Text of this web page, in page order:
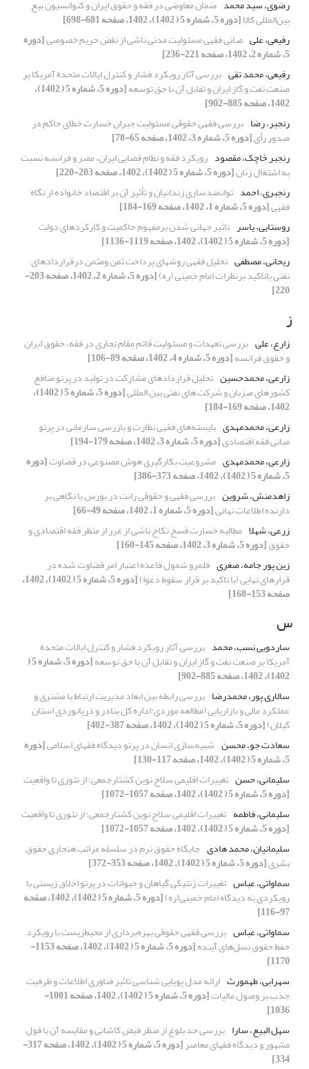
رضوی، سید محمد ضمان معاوضی در فقه و حقوق ایران و کنوانسیون بیع
بین‌المللی کالا[دوره 5، شماره 5 ( 1402)، 1402، صفحه 681-698]
رفیعی، علی مبانی فقهی مسئولیت مدنی ناشی از نقض حریم خصوصی[دوره
5، شماره 2، 1402، صفحه 221-236]
رفیعی، محمد تقی بررسی آثار رویکرد فشار و کنترل ایالات‌ متحدة آمریکا بر
صنعت نفت و گاز ایران و تقابل آن با حق توسعه [دوره 5، شماره 5 ( 1402)،
1402، صفحه 885-902]
رنجبر، رضا بررسی فقهی حقوقی مسئولیت جبران خسارت خطای حاکم در
صدور رأی[دوره 5، شماره 3، 1402، صفحه 65-78]
رنجبر خاچک، مقصود رویکرد فقه و نظام قضایی ایران، مصر و فرانسه نسبت
به اشتغال زنان[دوره 5، شماره 5 ( 1402)، 1402، صفحه 203-220]
رنجبری، احمد توانمند‌سازی زندانیان و تأثیر آن بر اقتصاد خانواده از نگاه
فقهی[دوره 5، شماره 1، 1402، صفحه 169-184]
روستایی، یاسر تاثیر جهانی شدن برمفهوم حاکمیت و کارکردهای دولت
[دوره 5، شماره 5 ( 1402)، 1402، صفحه 1119-1136]
ریحانی، مصطفی تحلیل فقهی روشهای پرداخت ثمن ومثمن درقراردادهای
نفتی باتاکید برنظرات امام خمینی (ره) [دوره 5، شماره 2، 1402، صفحه 203-
220]
ز
زارع، علی بررسی تعهدات و مسئولیت قائم مقام تجاری در فقه، حقوق ایران
و حقوق فرانسه[دوره 5، شماره 4، 1402، صفحه 89-106]
زارعی، محمدحسین تحلیل قراردادهای مشارکت در تولید در پرتو منافع
کشورهای میزبان و شرکت های نفتی بین المللی [دوره 5، شماره 5 ( 1402)،
1402، صفحه 169-184]
زارعی، محمدمهدی بایسته‌های فقهی نظارت و بازرسی سازمانی در پرتو
مبانی فقه اقتصادی[دوره 5، شماره 3، 1402، صفحه 179-194]
زارعی، محمدمهدی مشروعیت بکارگیری هوش مصنوعی در قضاوت[دوره
5، شماره 5 ( 1402)، 1402، صفحه 373-386]
زاهدمنش، شروین بررسی فقهی و حقوقی رانت در بورس با نگاهی بر
دارنده اطلاعات نهانی[دوره 5، شماره 1، 1402، صفحه 49-66]
زرعی، شهلا مطالبه خسارت فسخ نکاح ناشی از غرر از منظر فقه اقتصادی و
حقوق[دوره 5، شماره 3، 1402، صفحه 145-160]
زین پور جامه، صغری قلمرو شمول قاعده اعتبار امر قضاوت شده در
قرارهای نهایی (با تاکید بر قرار سقوط دعوا) [دوره 5، شماره 5 ( 1402)، 1402،
صفحه 153-168]
س
ساردویی نسب، محمد بررسی آثار رویکرد فشار و کنترل ایالات‌ متحدة
آمریکا بر صنعت نفت و گاز ایران و تقابل آن با حق توسعه [دوره 5، شماره 5 (
1402)، 1402، صفحه 885-902]
سالاری پور، محمدرضا بررسی رابطه بین ابعاد مدیریت ارتباط با مشتری و
عملکرد مالی و بازاریابی (مطالعه موردی:اداره کل بنادر و دریانوردی استان
گیلان)[دوره 5، شماره 5 ( 1402)، 1402، صفحه 387-402]
سعادت جو، محسن شبیه‌سازی انسان در پرتو دیدگاه فقهای اسلامی[دوره
5، شماره 5 ( 1402)، 1402، صفحه 117-130]
سلیمانی، حسن تغییرات اقلیمی سلاح نوین کشتارجمعی؛ از تئوری تا واقعیت
[دوره 5، شماره 5 ( 1402)، 1402، صفحه 1057-1072]
سلیمانی، فاطمه تغییرات اقلیمی سلاح نوین کشتارجمعی؛ از تئوری تا واقعیت
[دوره 5، شماره 5 ( 1402)، 1402، صفحه 1057-1072]
سلیمانیان، محمد هادی جایگاه حقوق نرم در سلسله مراتب هنجاری حقوق
بشری[دوره 5، شماره 5 ( 1402)، 1402، صفحه 353-372]
سماواتی، عباس تغییرات ژنتیکی گیاهان و حیوانات در پرتو اخلاق زیستی با
رویکردی به دیدگاه امام خمینی(ره) [دوره 5، شماره 5 ( 1402)، 1402، صفحه
97-116]
سماواتی، عباس بررسی فقهی حقوقی بهره‌برداری از محیط‌زیست با رویکرد
حفظ حقوق نسل‌های آینده [دوره 5، شماره 5 ( 1402)، 1402، صفحه 1153-
1170]
سهرابی، طهمورث ارائه مدل پویایی شناسی تاثیر فناوری اطلاعات و ظرفیت
جذب بر وصول مالیات [دوره 5، شماره 5 ( 1402)، 1402، صفحه 1001-
1036]
سهل البیع، سارا بررسی حد بلوغ از منظر فیض کاشانی و مقایسه آن با قول
مشهور و دیدگاه فقهای معاصر [دوره 5، شماره 5 ( 1402)، 1402، صفحه 317-
334]